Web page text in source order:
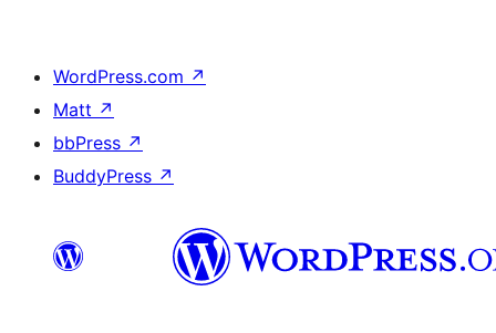
WordPress.com ↗
Matt ↗
bbPress ↗
BuddyPress ↗